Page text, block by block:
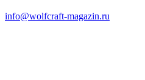
info@wolfcraft-magazin.ru